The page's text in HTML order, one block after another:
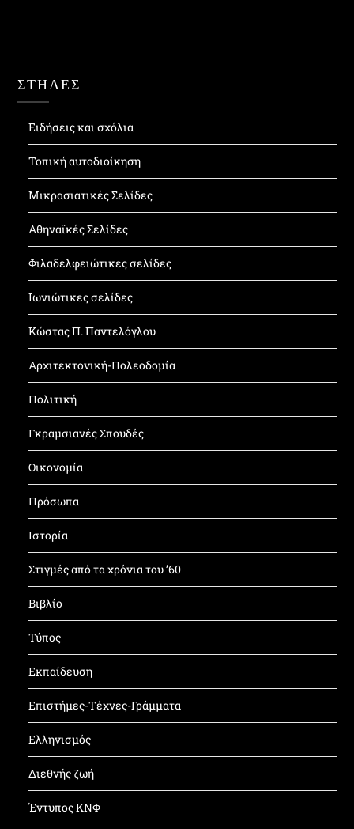
ΣΤΗΛΕΣ
Ειδήσεις και σχόλια
Τοπική αυτοδιοίκηση
Μικρασιατικές Σελίδες
Αθηναϊκές Σελίδες
Φιλαδελφειώτικες σελίδες
Ιωνιώτικες σελίδες
Κώστας Π. Παντελόγλου
Αρχιτεκτονική-Πολεοδομία
Πολιτική
Γκραμσιανές Σπουδές
Οικονομία
Πρόσωπα
Ιστορία
Στιγμές από τα χρόνια του ’60
Βιβλίο
Τύπος
Εκπαίδευση
Επιστήμες-Τέχνες-Γράμματα
Ελληνισμός
Διεθνής ζωή
Έντυπος ΚΝΦ